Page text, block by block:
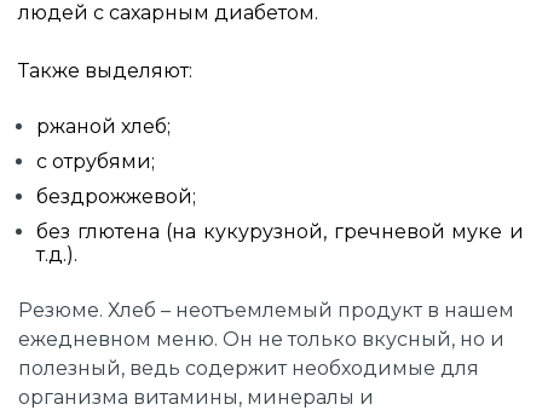
людей с сахарным диабетом.
Также выделяют:
ржаной хлеб;
с отрубями;
бездрожжевой;
без глютена (на кукурузной, гречневой муке и
т.д.).
Резюме. Хлеб – неотъемлемый продукт в нашем
ежедневном меню. Он не только вкусный, но и
полезный, ведь содержит необходимые для
организма витамины, минералы и